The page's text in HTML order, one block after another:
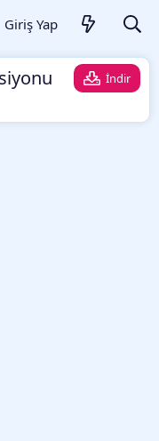
Giriş Yap
İndir